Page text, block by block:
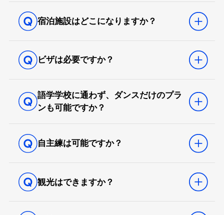
宿泊施設はどこになりますか？
ビザは必要ですか？
語学学校に通わず、ダンスだけのプラ
ンも可能ですか？
自主練は可能ですか？
観光はできますか？